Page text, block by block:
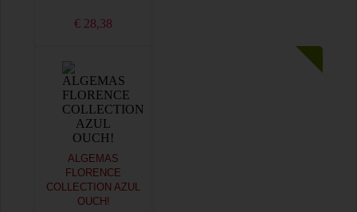
€ 28,38
ALGEMAS
FLORENCE
COLLECTION AZUL
OUCH!